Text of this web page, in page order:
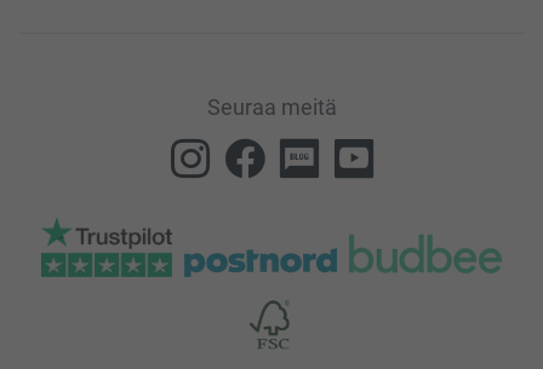
Seuraa meitä